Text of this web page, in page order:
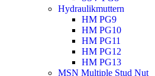
Hydraulikmuttern
HM PG9
HM PG10
HM PG11
HM PG12
HM PG13
MSN Multiple Stud Nut